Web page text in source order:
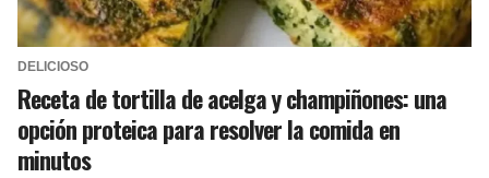
DELICIOSO
Receta de tortilla de acelga y champiñones: una
opción proteica para resolver la comida en
minutos